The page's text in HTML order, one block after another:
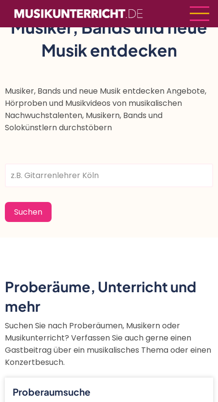
zum
InhaltMusiker, Bands und neue
Musik entdecken
Musiker, Bands und neue Musik entdecken Angebote,
Hörproben und Musikvideos von musikalischen
Nachwuchstalenten, Musikern, Bands und
Solokünstlern durchstöbern
Proberäume, Unterricht und
mehr
Suchen Sie nach Proberäumen, Musikern oder
Musikunterricht? Verfassen Sie auch gerne einen
Gastbeitrag über ein musikalisches Thema oder einen
Konzertbesuch.
Proberaumsuche